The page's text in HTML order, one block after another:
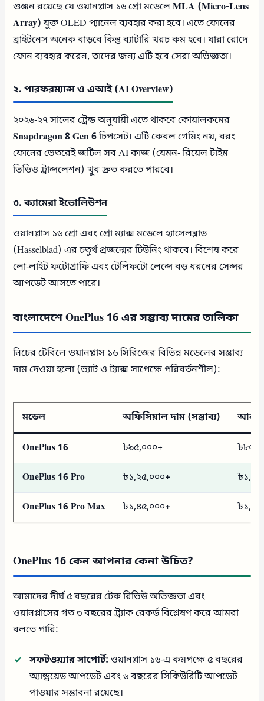
গুঞ্জন রয়েছে যে ওয়ানপ্লাস ১৬ প্রো মডেলেMLA (Micro-Lens
Array)যুক্ত OLED প্যানেল ব্যবহার করা হবে। এতে ফোনের
ব্রাইটনেস অনেক বাড়বে কিন্তু ব্যাটারি খরচ কম হবে। যারা রোদে
ফোন ব্যবহার করেন, তাদের জন্য এটি হবে সেরা অভিজ্ঞতা।
২. পারফরম্যান্স ও এআই (AI Overview)
২০২৬-২৭ সালের ট্রেন্ড অনুযায়ী এতে থাকবে কোয়ালকমের
Snapdragon 8 Gen 6চিপসেট। এটি কেবল গেমিং নয়, বরং
ফোনের ভেতরেই জটিল সব AI কাজ (যেমন- রিয়েল টাইম
ভিডিও ট্রান্সলেশন) খুব দ্রুত করতে পারবে।
৩. ক্যামেরা ইভোলিউশন
ওয়ানপ্লাস ১৬ প্রো এবং প্রো ম্যাক্স মডেলে হ্যাসেলব্লাড
(Hasselblad) এর চতুর্থ প্রজন্মের টিউনিং থাকবে। বিশেষ করে
লো-লাইট ফটোগ্রাফি এবং টেলিফটো লেন্সে বড় ধরনের সেন্সর
আপডেট আসতে পারে।
বাংলাদেশে OnePlus 16 এর সম্ভাব্য দামের তালিকা
নিচের টেবিলে ওয়ানপ্লাস ১৬ সিরিজের বিভিন্ন মডেলের সম্ভাব্য
দাম দেওয়া হলো (ভ্যাট ও ট্যাক্স সাপেক্ষে পরিবর্তনশীল):
মডেল অফিসিয়াল দাম (সম্ভাব্য)
OnePlus 16 ৳৯৫,০০০+
OnePlus 16 Pro ৳১,২৫,০০০+
OnePlus 16 Pro Max ৳১,৪৫,০০০+
OnePlus 16 কেন আপনার কেনা উচিত?
আমাদের দীর্ঘ ৫ বছরের টেক রিভিউ অভিজ্ঞতা এবং
ওয়ানপ্লাসের গত ৩ বছরের ট্র্যাক রেকর্ড বিশ্লেষণ করে আমরা
বলতে পারি:
সফটওয়্যার সাপোর্ট: ওয়ানপ্লাস ১৬-এ কমপক্ষে ৫ বছরের
অ্যান্ড্রয়েড আপডেট এবং ৬ বছরের সিকিউরিটি আপডেট
পাওয়ার সম্ভাবনা রয়েছে।